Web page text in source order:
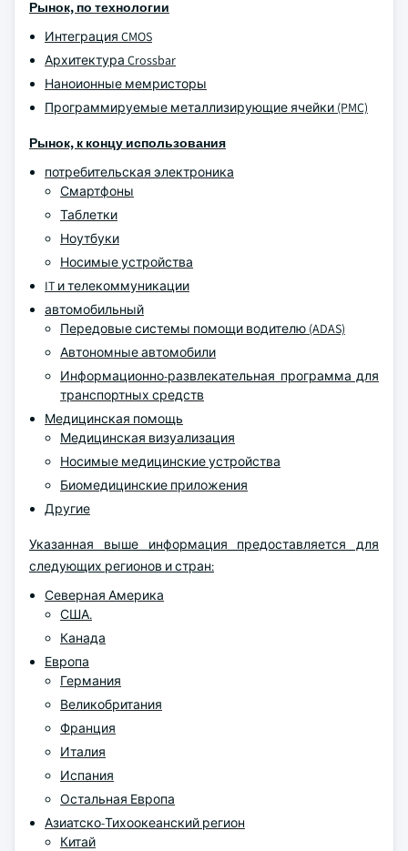
Рынок, по технологии
Интеграция CMOS
Архитектура Crossbar
Наноионные мемристоры
Программируемые металлизирующие ячейки (PMC)
Рынок, к концу использования
потребительская электроника
Смартфоны
Таблетки
Ноутбуки
Носимые устройства
IT и телекоммуникации
автомобильный
Передовые системы помощи водителю (ADAS)
Автономные автомобили
Информационно-развлекательная программа для
транспортных средств
Медицинская помощь
Медицинская визуализация
Носимые медицинские устройства
Биомедицинские приложения
Другие
Указанная выше информация предоставляется для
следующих регионов и стран:
Северная Америка
США.
Канада
Европа
Германия
Великобритания
Франция
Италия
Испания
Остальная Европа
Азиатско-Тихоокеанский регион
Китай